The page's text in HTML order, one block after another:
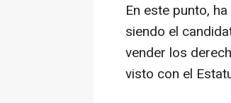
En este punto,
siendo el
vender los
visto con el